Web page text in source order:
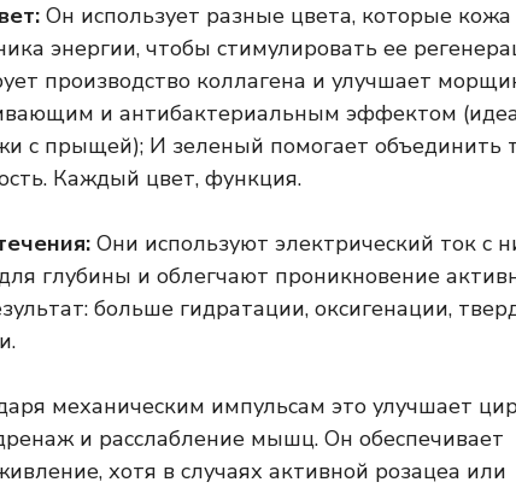
Он использует разные цвета, которые
энергии, чтобы стимулировать ее
производство коллагена и улучшает
и антибактериальным эффектом
с прыщей); И зеленый помогает объединить
Каждый цвет, функция.
Они используют электрический ток с
глубины и облегчают проникновение
больше гидратации, оксигенации,
механическим импульсам это улучшает
и расслабление мышц. Он обеспечивает
хотя в случаях активной розацеа или